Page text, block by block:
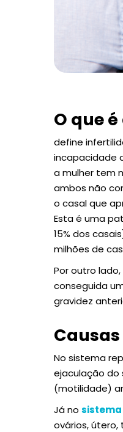
O que
define
incapacidade
a mulher tem
ambos não
o casal que
Esta é uma
15% dos
milhões de
Por outro
conseguida
gravidez
No sistema
ejaculação do
(motilidade)
Já no
ovários, útero,